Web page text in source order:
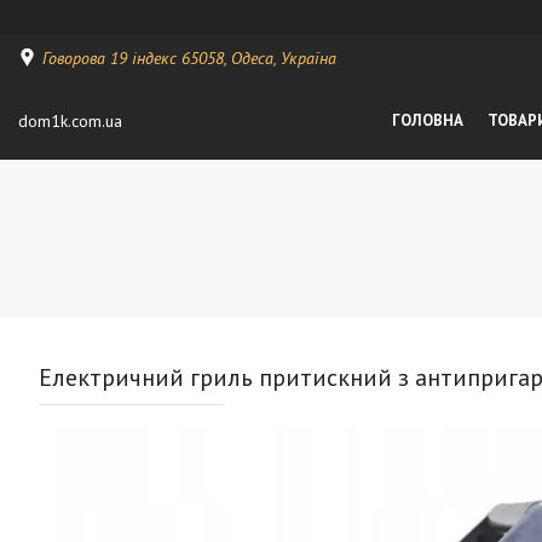
Говорова 19 індекс 65058, Одеса, Україна
dom1k.com.ua ГОЛОВНА
Електричний гриль притискний з